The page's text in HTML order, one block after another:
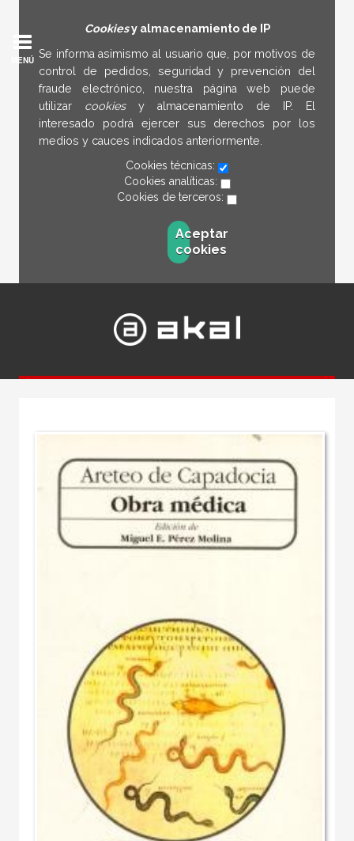
Cookiesy almacenamiento de IP
Se informa asimismo al usuario que, por motivos de
control de pedidos, seguridad y prevención del
fraude electrónico, nuestra página web puede
utilizar cookies y almacenamiento de IP. El
interesado podrá ejercer sus derechos por los
medios y cauces indicados anteriormente.
Cookies técnicas:
Cookies analíticas:
Cookies de terceros:
Aceptar
cookies
MENÚ